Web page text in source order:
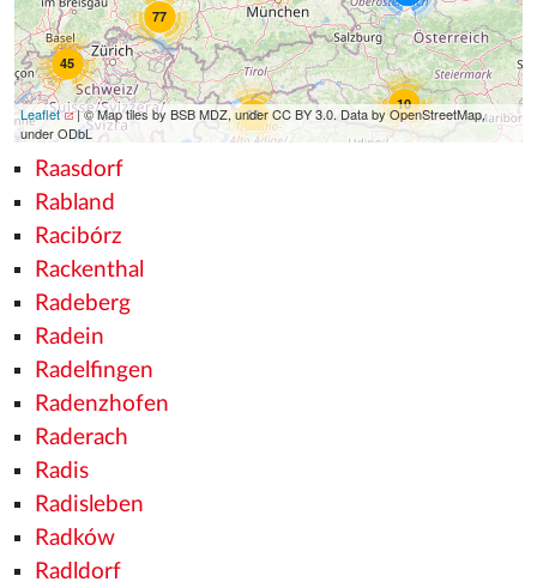
45
77
10
23
Leaflet
| © Map tiles by BSB MDZ, under CC BY 3.0. Data by OpenStreetMap,
under ODbL
Raasdorf
Rabland
Racibórz
Rackenthal
Radeberg
Radein
Radelfingen
Radenzhofen
Raderach
Radis
Radisleben
Radków
Radldorf